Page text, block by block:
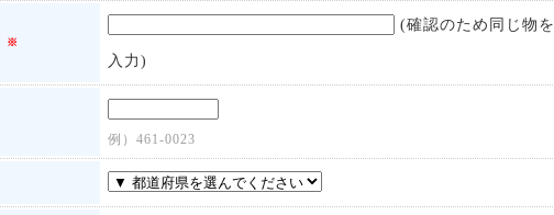
※
(確認のため同じ物を
入力)
例）461-0023